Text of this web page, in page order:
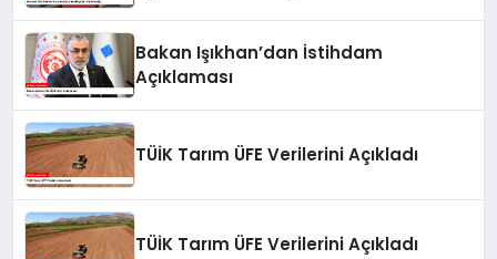
Bakan Işıkhan’dan İstihdam
Açıklaması
TÜİK Tarım ÜFE Verilerini Açıkladı
TÜİK Tarım ÜFE Verilerini Açıkladı